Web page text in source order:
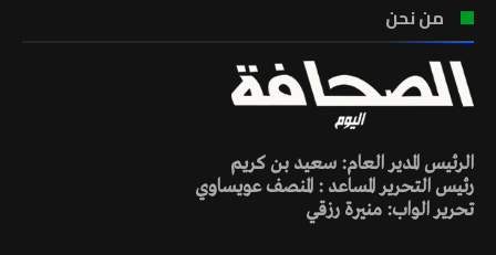
من نحن
الرئيس المدير العام: سعيد بن كريم
رئيس التحرير المساعد : المنصف عويساوي
تحرير الواب: منيرة رزقي